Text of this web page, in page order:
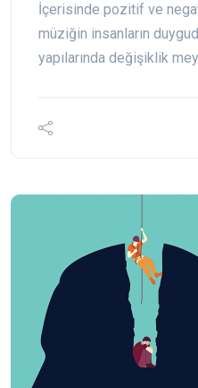
İçerisinde pozitif ve
müziğin insanların
yapılarında değişiklik